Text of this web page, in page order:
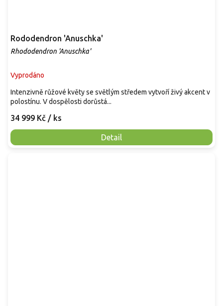
Rododendron 'Anuschka'
Rhododendron 'Anuschka'
Vyprodáno
34 999 Kč / ks
Detail
Intenzivně růžové květy se světlým středem vytvoří živý akcent v
polostínu. V dospělosti dorůstá...